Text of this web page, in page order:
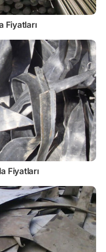
Fiyatları
Fiyatları